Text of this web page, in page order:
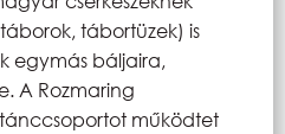
tábortüzek) is
egymás báljaira,
A Rozmaring
működtet